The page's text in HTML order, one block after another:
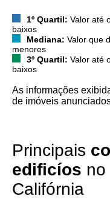
1º Quartil: Valor até
baixos
Mediana: Valor que
menores
3º Quartil: Valor até
baixos
As informações
de imóveis
Principais
edificíos no
Califórnia